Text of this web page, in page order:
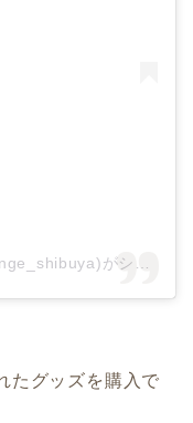
たグッズを購入で